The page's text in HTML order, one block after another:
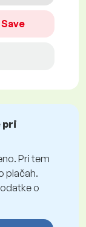
Save
pri
Pri tem
plačah.
o